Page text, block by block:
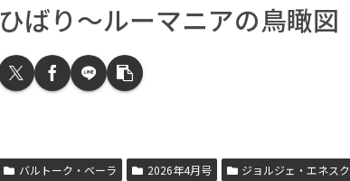
ひばり～ルーマニアの鳥瞰図
バルトーク・ベーラ 2026年4月号 ジョルジェ・エネスク